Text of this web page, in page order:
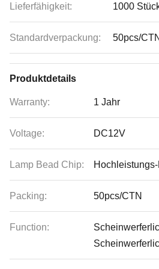
Lieferfähigkeit: 1000
Standardverpackung: 50pcs/CTN
Produktdetails
Warranty: 1 Jahr
Voltage: DC12V
Lamp Bead Chip:
Packing: 50pcs/CTN
Function: